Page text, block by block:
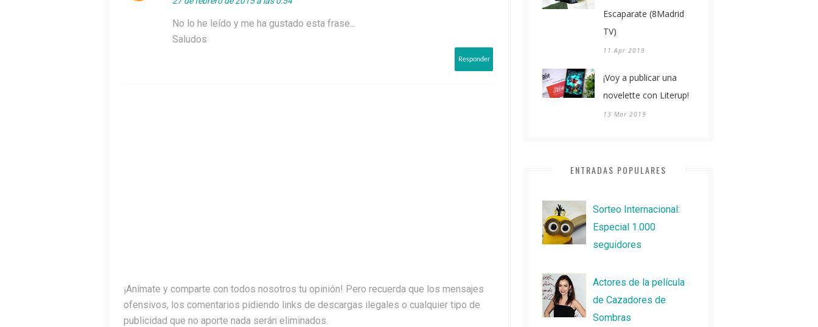
No lo he leído y me ha gustado esta frase...
Saludos
Responder
¡Anímate y comparte con todos nosotros tu opinión! Pero recuerda que los mensajes
ofensivos, los comentarios pidiendo links de descargas ilegales o cualquier tipo de
publicidad que no aporte nada serán eliminados.
Escaparate (8Madrid
TV)
11 Apr 2019
¡Voy a publicar una
novelette con Literup!
13 Mar 2019
ENTRADAS POPULARES
Sorteo Internacional:
Especial 1.000
seguidores
Actores de la película
de Cazadores de
Sombras